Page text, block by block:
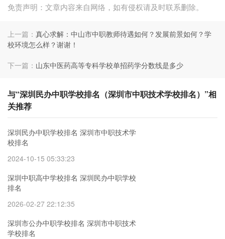
免责声明：文章内容来自网络，如有侵权请及时联系删除。
上一篇： 真心求解：中山市中职教师待遇如何？发展前景如何？学
校环境怎么样？谢谢！
下一篇： 山东中医药高等专科学校单招药学分数线是多少
与“深圳民办中职学校排名（深圳市中职技术学校排名）”相
关推荐
深圳民办中职学校排名 深圳市中职技术学
校排名
2024-10-15 05:33:23
深圳中职高中学校排名 深圳民办中职学校
排名
2026-02-27 22:12:35
深圳市公办中职学校排名 深圳市中职技术
学校排名